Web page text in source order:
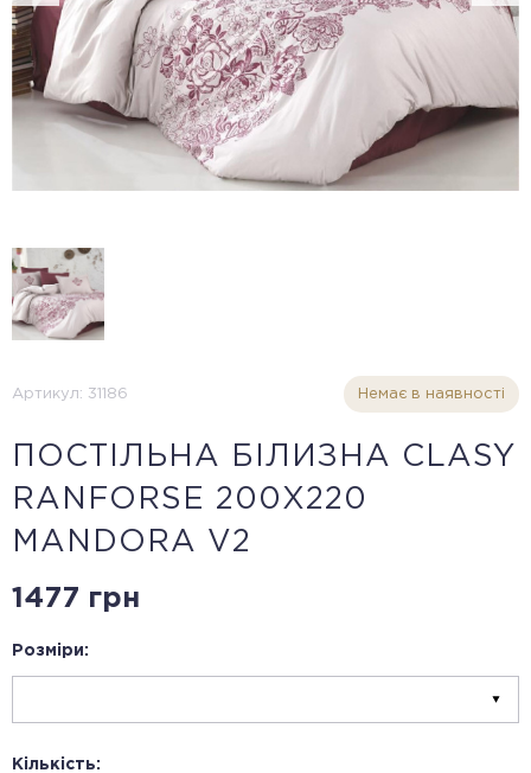
Артикул: 31186 Немає в наявності
ПОСТІЛЬНА БІЛИЗНА CLASY
RANFORSE 200Х220
MANDORA V2
1477 грн
Розміри:
Кількість: